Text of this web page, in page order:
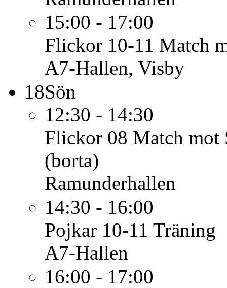
15:00 - 17:00
Flickor 10-11 Match
A7-Hallen, Visby
18Sön
12:30 - 14:30
Flickor 08 Match mot
(borta)
Ramunderhallen
14:30 - 16:00
Pojkar 10-11 Träning
A7-Hallen
16:00 - 17:00